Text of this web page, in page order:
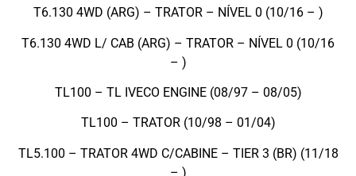
T6.130 4WD (ARG) – TRATOR – NÍVEL 0 (10/16 – )
T6.130 4WD L/ CAB (ARG) – TRATOR – NÍVEL 0 (10/16
– )
TL100 – TL IVECO ENGINE (08/97 – 08/05)
TL100 – TRATOR (10/98 – 01/04)
TL5.100 – TRATOR 4WD C/CABINE – TIER 3 (BR) (11/18
– )